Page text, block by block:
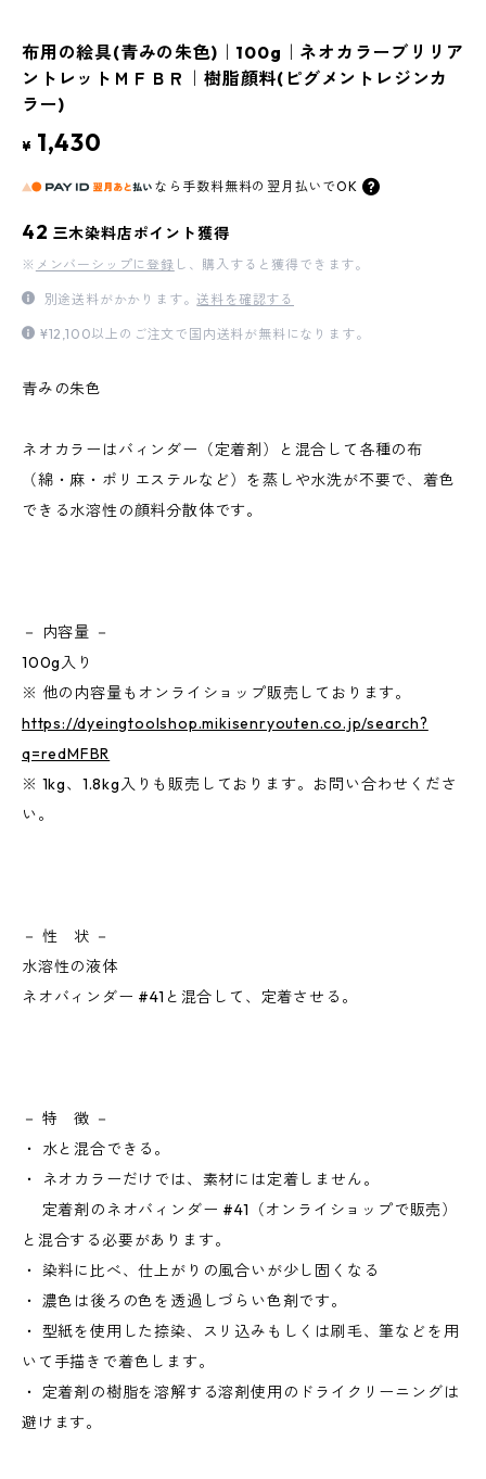
布用の絵具(青みの朱色)｜100g｜ネオカラーブリリア
ントレットＭＦＢＲ｜樹脂顔料(ピグメントレジンカ
ラー)
¥ 1,430
なら 手数料無料の 翌月払いでOK
42 三木染料店ポイント獲得
※ メンバーシップに登録 し、購入すると獲得できます。
別途送料がかかります。送料を確認する
¥12,100以上のご注文で国内送料が無料になります。
青みの朱色
ネオカラーはバィンダー（定着剤）と混合して各種の布
（綿・麻・ポリエステルなど）を蒸しや水洗が不要で、着色
できる水溶性の顔料分散体です。
－ 内容量 －
100g入り
※ 他の内容量もオンライショップ販売しております。
https://dyeingtoolshop.mikisenryouten.co.jp/search?
q=redMFBR
※ 1kg、1.8kg入りも販売しております。お問い合わせくださ
い。
－ 性 状 －
水溶性の液体
ネオバィンダー #41と混合して、定着させる。
－ 特 徴 －
・ 水と混合できる。
・ ネオカラーだけでは、素材には定着しません。
定着剤のネオバィンダー #41（オンライショップで販売）
と混合する必要があります。
・ 染料に比べ、仕上がりの風合いが少し固くなる
・ 濃色は後ろの色を透過しづらい色剤です。
・ 型紙を使用した捺染、スリ込みもしくは刷毛、筆などを用
いて手描きで着色します。
・ 定着剤の樹脂を溶解する溶剤使用のドライクリーニングは
避けます。